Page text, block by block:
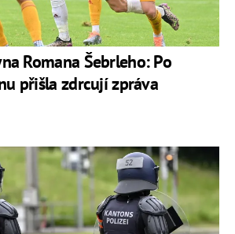
Romana Šebrleho: Po
přišla zdrcují zpráva